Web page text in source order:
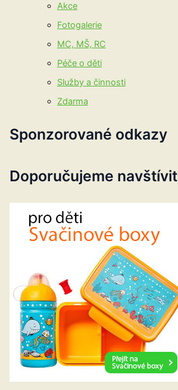
Akce
Fotogalerie
MC, MŠ, RC
Péče o děti
Služby a činnosti
Zdarma
Sponzorované odkazy
Doporučujeme navštívit